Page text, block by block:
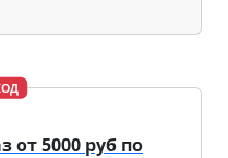
от 5000 руб по